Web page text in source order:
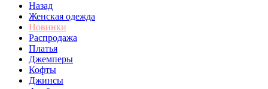
Назад
Женская одежда
Новинки
Распродажа
Платья
Джемперы
Кофты
Джинсы